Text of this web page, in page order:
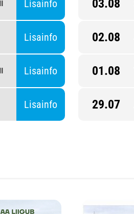
Lisainfo
Lisainfo
Lisainfo
Lisainfo
03.08
02.08
01.08
29.07